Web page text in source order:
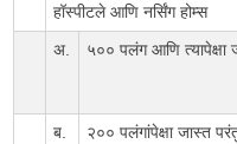
हॉस्पीटले आणि नर्सिंग होम्स
अ.
५०० पलंग आणि त्यापेक्षा
ब.
२०० पलंगांपेक्षा जास्त